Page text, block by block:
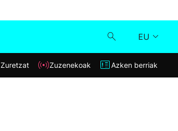
EU
Klisk
Zuretzat Zuzenekoak Azken berriak